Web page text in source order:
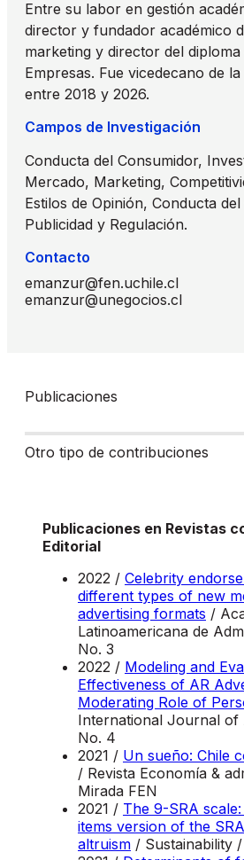
Entre su labor en gestión
director y fundador académico
marketing y director del diploma
Empresas. Fue vicedecano de
entre 2018 y 2026.
Campos de Investigación
Conducta del Consumidor,
Mercado, Marketing,
Estilos de Opinión, Conducta
Publicidad y Regulación.
Contacto
emanzur@fen.uchile.cl
emanzur@unegocios.cl
Publicaciones
Otro tipo de contribuciones
Publicaciones en Revistas
Editorial
2022 / Celebrity
different types of new
advertising formats /
Latinoamericana de
No. 3
2022 / Modeling and
Effectiveness of AR
Moderating Role of
International Journal of
No. 4
2021 / Un sueño: Chile
/ Revista Economía &
Mirada FEN
2021 / The 9-SRA
items version of the
altruism / Sustainability